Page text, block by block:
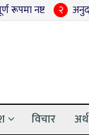
२ अनुदानको मल
विचार अर्थ